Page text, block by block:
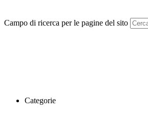
Campo di ricerca per le pagine del sito
Categorie